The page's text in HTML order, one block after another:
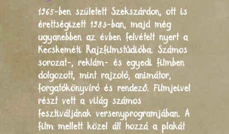
1965-ben született Szekszárdon, ott is
érettségizett 1983-ban, majd még
ugyanebben az évben felvételt nyert a
Kecskeméti Rajzfilmstúdióba. Számos
sorozat-, reklám- és egyedi filmben
dolgozott, mint rajzoló, animátor,
forgatókönyvíró és rendező. Filmjeivel
részt vett a világ számos
fesztiváljának versenyprogramjában. A
film mellett közel áll hozzá a plakát